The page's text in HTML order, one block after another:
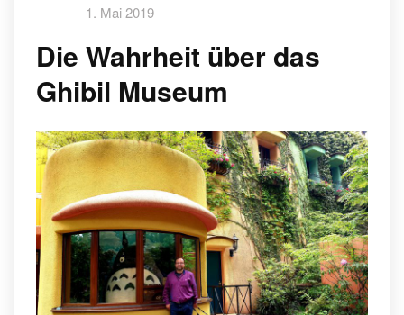
1. Mai 2019
Die Wahrheit über das
Ghibil Museum